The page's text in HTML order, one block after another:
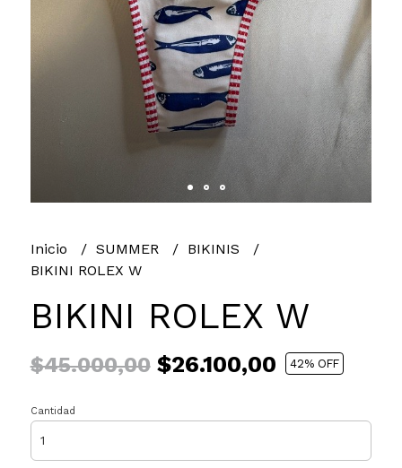
Inicio SUMMER
BIKINIS
BIKINI ROLEX W
BIKINI ROLEX W
$45.000,00$26.100,00 42% OFF
Cantidad